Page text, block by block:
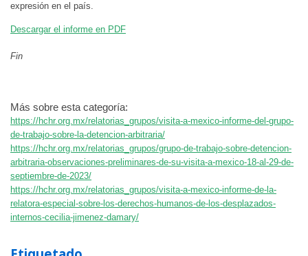
expresión en el país.
Descargar el informe en PDF
Fin
Más sobre esta categoría:
https://hchr.org.mx/relatorias_grupos/visita-a-mexico-informe-del-grupo-
de-trabajo-sobre-la-detencion-arbitraria/
https://hchr.org.mx/relatorias_grupos/grupo-de-trabajo-sobre-detencion-
arbitraria-observaciones-preliminares-de-su-visita-a-mexico-18-al-29-de-
septiembre-de-2023/
https://hchr.org.mx/relatorias_grupos/visita-a-mexico-informe-de-la-
relatora-especial-sobre-los-derechos-humanos-de-los-desplazados-
internos-cecilia-jimenez-damary/